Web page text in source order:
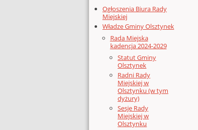
Ogłoszenia Biura Rady
Miejskiej
Władze Gminy Olsztynek
Rada Miejska
kadencja 2024-2029
Statut Gminy
Olsztynek
Radni Rady
Miejskiej w
Olsztynku (w tym
dyżury)
Sesje Rady
Miejskiej w
Olsztynku